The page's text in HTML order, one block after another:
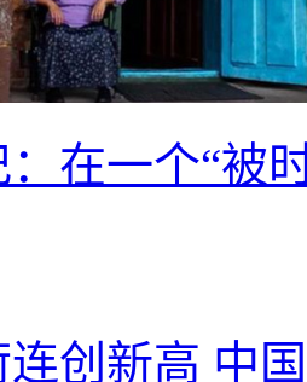
在一个“被
创新高 中